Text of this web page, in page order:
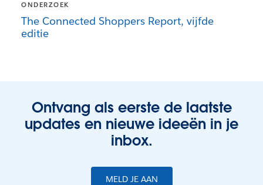
ONDERZOEK
The Connected Shoppers Report, vijfde
editie
Ontvang als eerste de laatste
updates en nieuwe ideeën in je
inbox.
MELD JE AAN